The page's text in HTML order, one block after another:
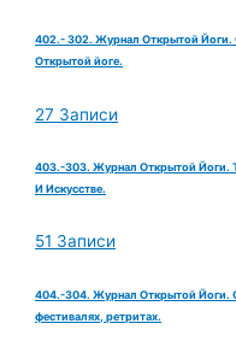
402.- 302. Журнал Открытой Йоги.
Открытой йоге.
27 Записи
403.-303. Журнал Открытой Йоги.
И Искусстве.
51 Записи
404.-304. Журнал Открытой Йоги.
фестивалях, ретритах.